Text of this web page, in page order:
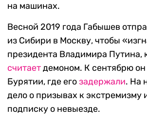
на машинах.
Весной 2019 года Габышев
из Сибири в Москву, чтобы
президента Владимира Путина,
считаетдемоном. К сентябрю
Бурятии, где егозадержали. На
дело о призывах к экстремизму
подписку о невыезде.